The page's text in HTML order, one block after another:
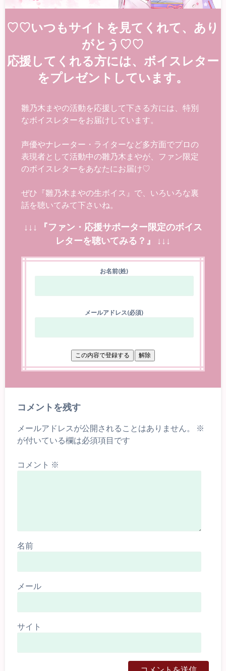
♡♡いつもサイトを見てくれて、あり
がとう♡♡
応援してくれる方には、ボイスレター
をプレゼントしています。
雛乃木まやの活動を応援して下さる方には、特別
なボイスレターをお届けしています。
声優やナレーター・ライターなど多方面でプロの
表現者として活動中の雛乃木まやが、ファン限定
のボイスレターをあなたにお届け♡
ぜひ『雛乃木まやの生ボイス』で、いろいろな裏
話を聴いてみて下さいね。
↓↓↓ 『ファン・応援サポーター限定のボイス
レターを聴いてみる？』 ↓↓↓
お名前(姓)
メールアドレス(必須)
コメントを残す
メールアドレスが公開されることはありません。
※
が付いている欄は必須項目です
コメント ※
名前
メール
サイト